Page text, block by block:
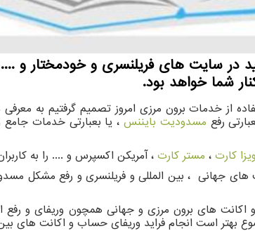
در سایت های فریلنسری و خودمختار و
از خدمات برون مرزی امروز تصمیم گرفتیم به
رفع مسدودیت بایننس
ویزا کارت ، مستر کارت ، آمریکن اکسپرس و .... را به
جهانی ، بین المللی و فریلنسری و رفع مشکل
های برون مرزی و جهانی همچون وریفای و رفع
بهتر است انجام فراید وریفای حساب و اکانت های